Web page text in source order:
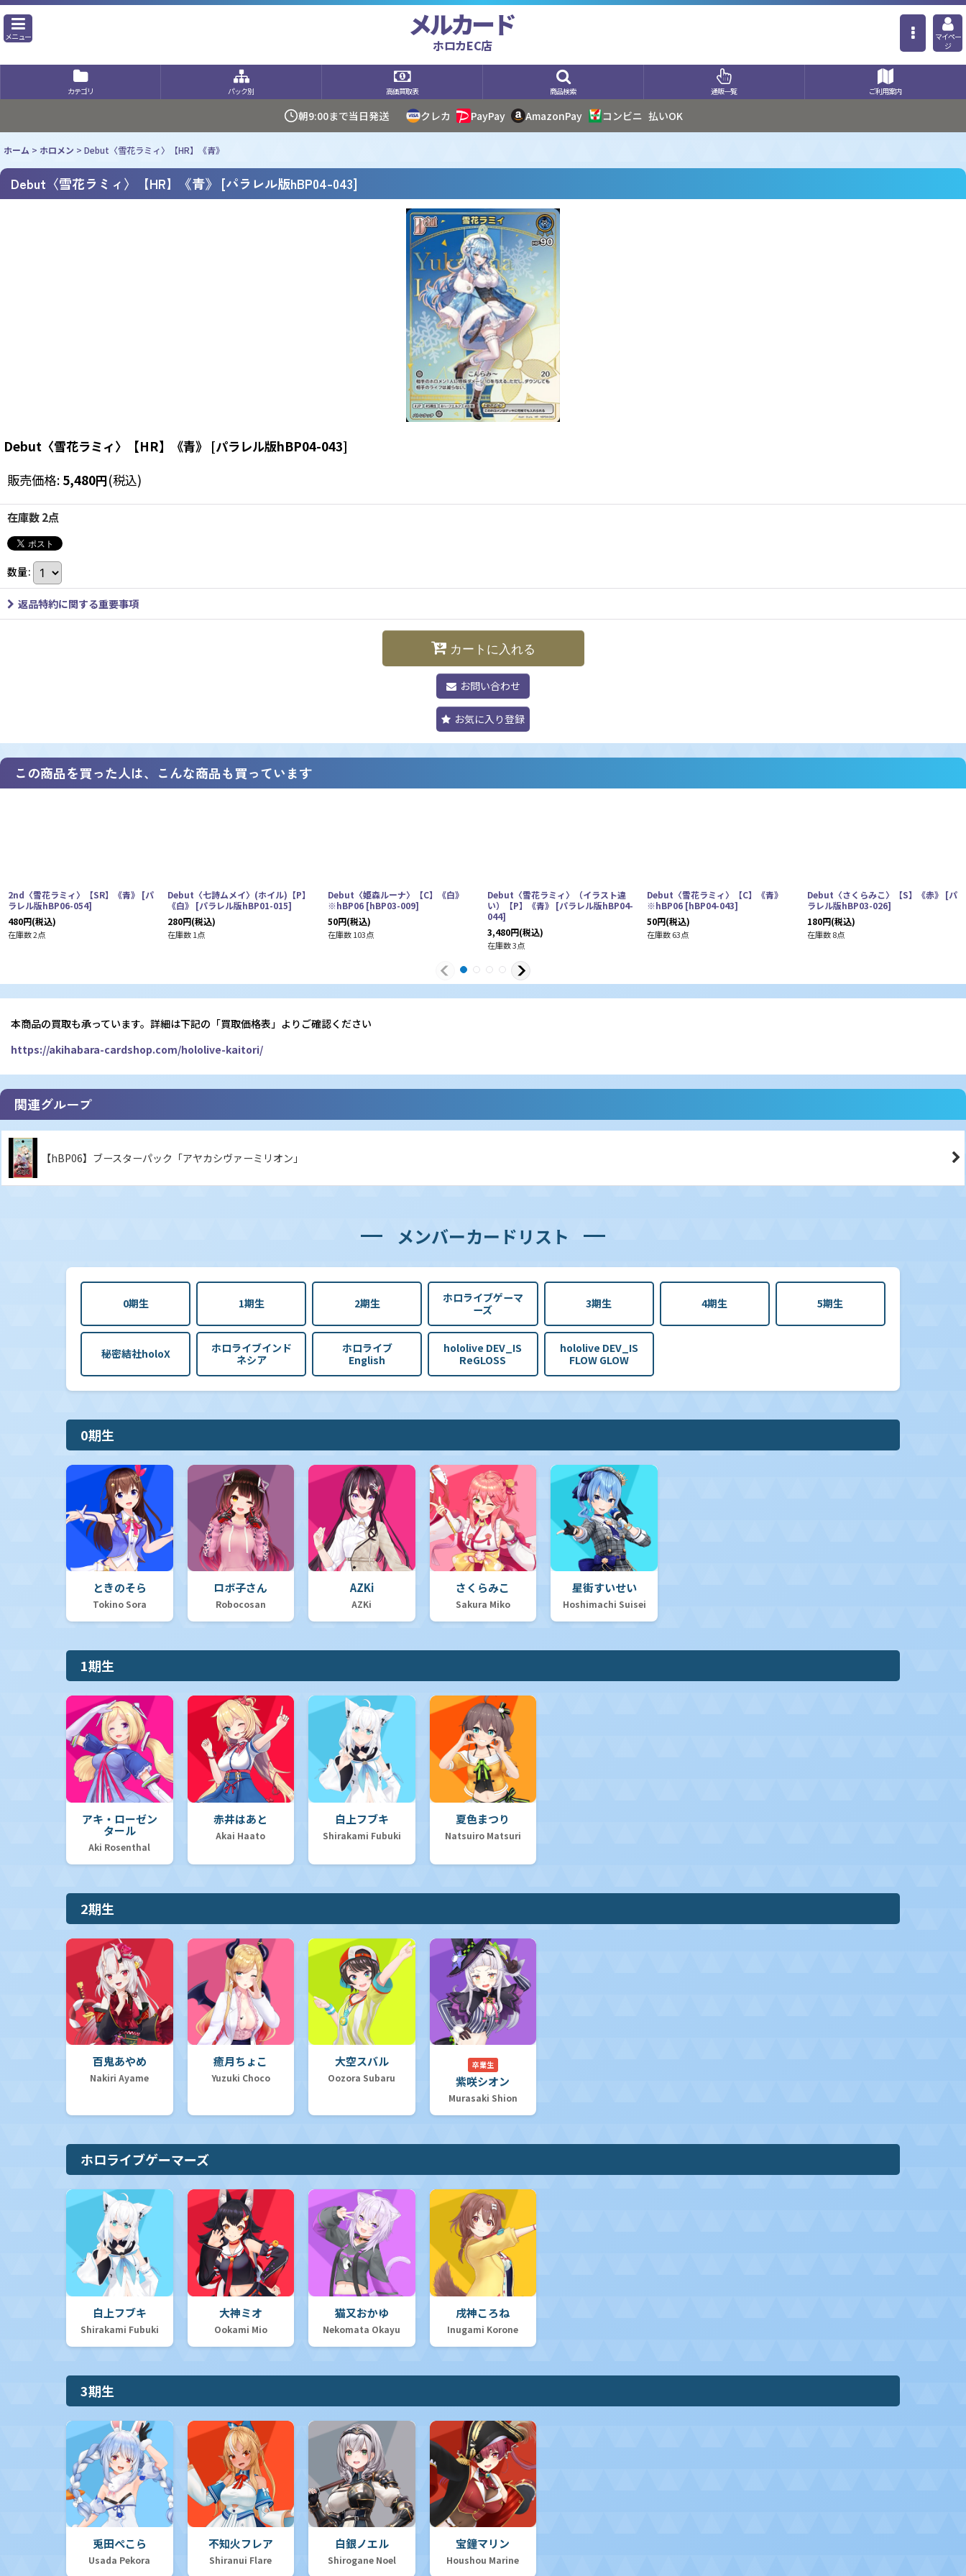
メニュー メルカード
ホロカEC店
マイペー
ジ
カテゴリ パック別 高価買取表 商品検索 通販一覧 ご利用案内
朝9:00まで当日発送 クレカ PayPay AmazonPay コンビニ 払いOK
ホーム > ホロメン > Debut〈雪花ラミィ〉【HR】《青》
Debut〈雪花ラミィ〉【HR】《青》 [パラレル版hBP04-043]
Debut〈雪花ラミィ〉【HR】《青》 [パラレル版hBP04-043]
販売価格: 5,480円(税込)
在庫数 2点
数量:
返品特約に関する重要事項
カートに入れる
お問い合わせ
お気に入り登録
この商品を買った人は、こんな商品も買っています
2nd〈雪花ラミィ〉【SR】《青》 [パ
ラレル版hBP06-054]
480円(税込)
在庫数 2点
Debut〈七詩ムメイ〉(ホイル)【P】
《白》 [パラレル版hBP01-015]
280円(税込)
在庫数 1点
Debut〈姫森ルーナ〉【C】《白》
※hBP06 [hBP03-009]
50円(税込)
在庫数 103点
Debut〈雪花ラミィ〉（イラスト違
い）【P】《青》 [パラレル版hBP04-
044]
3,480円(税込)
在庫数 3点
Debut〈雪花ラミィ〉【C】《青》
※hBP06 [hBP04-043]
50円(税込)
在庫数 63点
Debut〈さくらみこ〉【S】《赤》 [パ
ラレル版hBP03-026]
180円(税込)
在庫数 8点
本商品の買取も承っています。詳細は下記の「買取価格表」よりご確認ください
https://akihabara-cardshop.com/hololive-kaitori/
関連グループ
【hBP06】ブースターパック「アヤカシヴァーミリオン」
メンバーカードリスト
0期生 1期生 2期生
ホロライブゲーマ
ーズ
3期生 4期生 5期生
秘密結社holoX
ホロライブインド
ネシア
ホロライブ
English
hololive DEV_IS
ReGLOSS
hololive DEV_IS
FLOW GLOW
0期生
ときのそら
Tokino Sora
ロボ子さん
Robocosan
AZKi
AZKi
さくらみこ
Sakura Miko
星街すいせい
Hoshimachi Suisei
1期生
アキ・ローゼン
タール
Aki Rosenthal
赤井はあと
Akai Haato
白上フブキ
Shirakami Fubuki
夏色まつり
Natsuiro Matsuri
2期生
百鬼あやめ
Nakiri Ayame
癒月ちょこ
Yuzuki Choco
大空スバル
Oozora Subaru
卒業生
紫咲シオン
Murasaki Shion
ホロライブゲーマーズ
白上フブキ
Shirakami Fubuki
大神ミオ
Ookami Mio
猫又おかゆ
Nekomata Okayu
戌神ころね
Inugami Korone
3期生
兎田ぺこら
Usada Pekora
不知火フレア
Shiranui Flare
白銀ノエル
Shirogane Noel
宝鐘マリン
Houshou Marine